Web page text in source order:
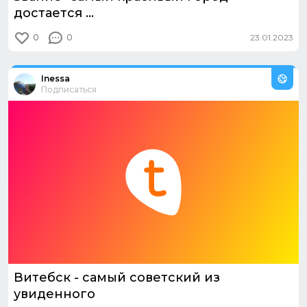
достается ...
0 0 23.01.2023
Из путешествия:
Inessa
Подписаться
Витебск - самый советский из
увиденного